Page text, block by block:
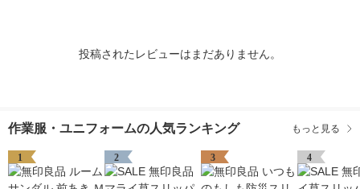
投稿されたレビューはまだありません。
作業服・ユニフォームの人気ランキング もっと見る
1 2 3 4